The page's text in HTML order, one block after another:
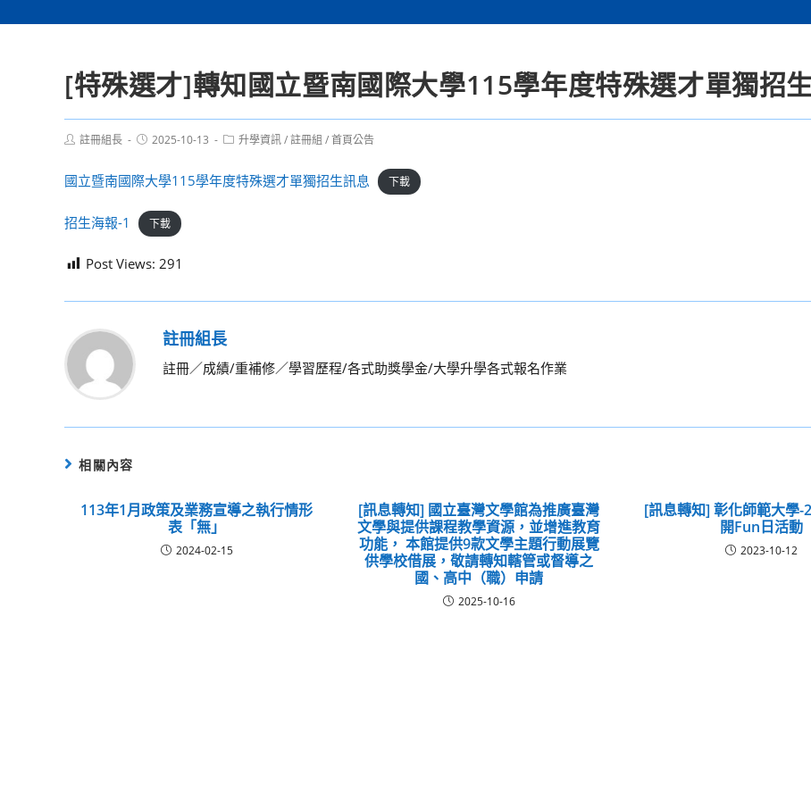
[特殊選才]轉知國立暨南國際大學115學年度特殊選才單獨招
Post註冊組長
Post2025-10-13
Post升學資訊/註冊組 /首頁公告
國立暨南國際大學115學年度特殊選才單獨招生訊息 下載
招生海報-1 下載
Post Views: 291
註冊組長
註冊／成績/重補修／學習歷程/各式助獎學金/大學升學各式報名作業
相關內容
113年1月政策及業務宣導之執行情形
表「無」
2024-02-15
[訊息轉知] 國立臺灣文學館為推廣臺灣
文學與提供課程教學資源，並增進教育
功能， 本館提供9款文學主題行動展覽
供學校借展，敬請轉知轄管或督導之
國、高中（職）申請
2025-10-16
[訊息轉知] 彰化師範大學-
開Fun日活動
2023-10-12